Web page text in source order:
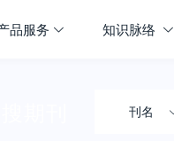
品服务 知识脉络
刊名